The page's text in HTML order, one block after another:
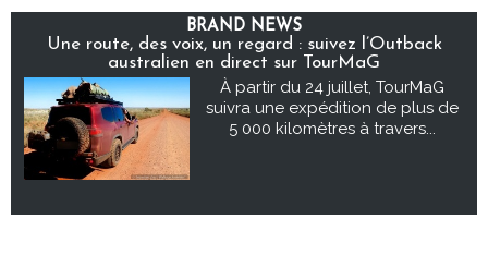
BRAND NEWS
Une route, des voix, un regard : suivez l’Outback
australien en direct sur TourMaG
À partir du 24 juillet, TourMaG
suivra une expédition de plus de
5 000 kilomètres à travers...